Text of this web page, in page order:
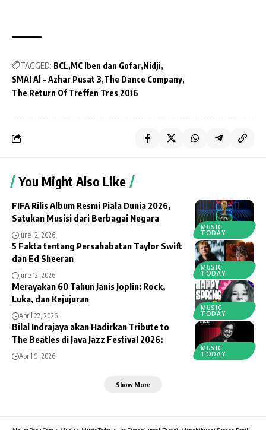
TAGGED: BCL MC Iben dan Gofar Nidji
SMAI Al - Azhar Pusat 3 The Dance Company
The Return Of Treffen Tres 2016
You Might Also Like
MUSIC
TODAY
FIFA Rilis Album Resmi Piala Dunia 2026,
Satukan Musisi dari Berbagai Negara
June 12, 2026
MUSIC
TODAY
5 Fakta tentang Persahabatan Taylor Swift
dan Ed Sheeran
June 12, 2026
MUSIC
TODAY
Merayakan 60 Tahun Janis Joplin: Rock,
Luka, dan Kejujuran
April 22, 2026
MUSIC
TODAY
Bilal Indrajaya akan Hadirkan Tribute to
The Beatles di Java Jazz Festival 2026:
April 9, 2026
Show More